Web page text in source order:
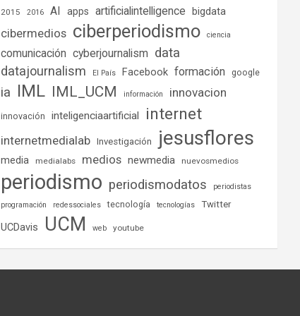
2015 2016 AI apps artificialintelligence bigdata
cibermedios ciberperiodismo ciencia
comunicación cyberjournalism data
datajournalism El País Facebook formación google
ia IML IML_UCM información innovacion
innovación inteligenciaartificial internet
internetmedialab Investigación jesusflores
media medialabs medios newmedia nuevosmedios
periodismo periodismodatos
periodistas
programación
redessociales tecnología tecnologías Twitter
UCDavis UCM web youtube